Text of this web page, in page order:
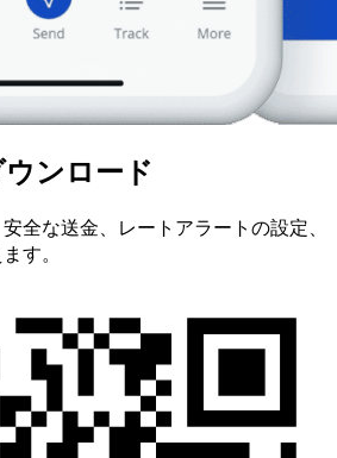
ンロード
全な送金、レートアラートの設定、
す。